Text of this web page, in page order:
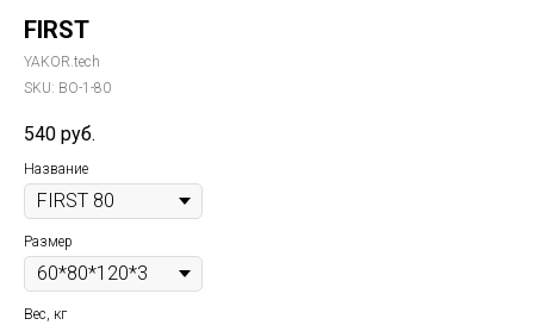
FIRST
YAKOR.tech
SKU: ВО-1-80
540 руб.
Название
Размер
Вес, кг